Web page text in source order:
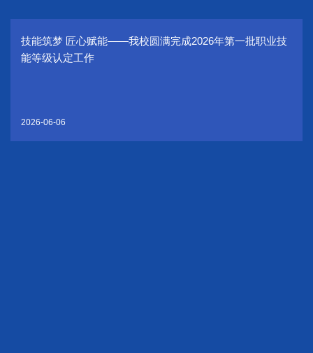
技能筑梦 匠心赋能——我校圆满完成2026年第一批职业技
能等级认定工作
2026-06-06